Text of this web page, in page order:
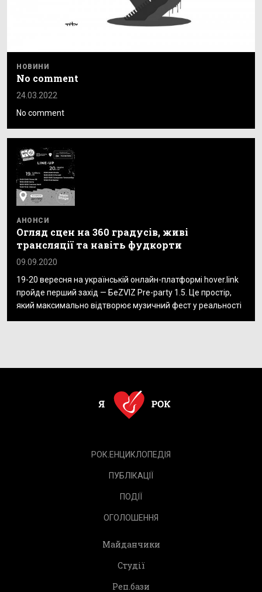
НОВИНИ
No comment
24.03.2022
No comment
АНОНСИ
Огляд сцен на 360 градусів, живі
трансляції та навіть фудкорти
09.09.2020
19-20 вересня на українській онлайн-платформі hover.link
пройде перший захід — БеZVIZ Pre-party 1.5. Це простір,
який максимально відтворює музичний фест у реальності
РОК.ЕНЦИКЛОПЕДІЯ
ПУБЛІКАЦІЇ
ПОДІЇ
ОГОЛОШЕННЯ
Майданчики
Студії
Реп.бази